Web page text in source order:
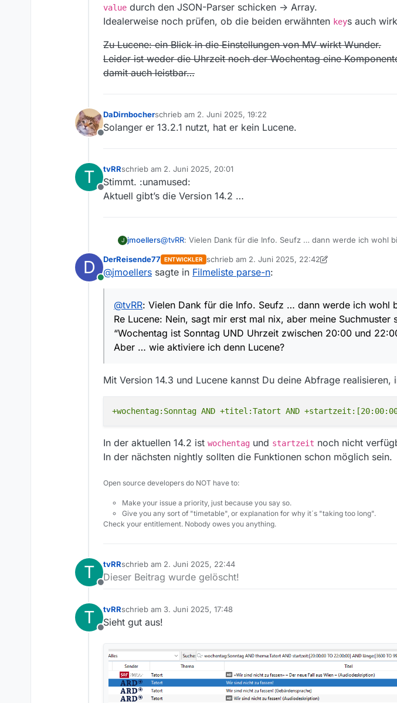
value durch den JSON-Parser schicken -> Array.
Idealerweise noch prüfen, ob die beiden erwähnten keys auch
Zu Lucene: ein Blick in die Einstellungen von MV wirkt Wunder.
Leider ist weder die Uhrzeit noch der Wochentag eine
damit auch leistbar…
Offline
DaDirnbocherschrieb am 2. Juni 2025, 19:22
zuletzt editiert von
Solanger er 13.2.1 nutzt, hat er kein Lucene.
T
Offline
tvRRschrieb am 2. Juni 2025, 20:01
zuletzt editiert von
Stimmt. :unamused:
Aktuell gibt’s die Version 14.2 …
J jmoellers@tvRR: Vielen Dank für die Info. Seufz … dann werde ich wohl
ist Sonntag UND Uhrzeit zwischen 20:00 und 22:00 UND Titel
Aber … wie aktiviere ich denn Lucene?
D
Online
DerReisende77 ENTWICKLER schrieb am 2. Juni 2025, 22:42
zuletzt editiert von DerReisende77
@jmoellers sagte in Filmeliste parse-n:
@tvRR: Vielen Dank für die Info. Seufz … dann werde ich wohl
Re Lucene: Nein, sagt mir erst mal nix, aber meine
“Wochentag ist Sonntag UND Uhrzeit zwischen 20:00 und
Aber … wie aktiviere ich denn Lucene?
Mit Version 14.3 und Lucene kannst Du deine Abfrage
+wochentag:Sonntag AND +titel:Tatort AND
In der aktuellen 14.2 ist wochentag und startzeit noch nicht
In der nächsten nightly sollten die Funktionen schon möglich sein.
Open source developers do NOT have to:
Make your issue a priority, just because you say so.
Give you any sort of "timetable", or explanation for why it´s "taking too long".
Check your entitlement. Nobody owes you anything.
T
Offline
tvRRschrieb am 2. Juni 2025, 22:44
zuletzt editiert von
Dieser Beitrag wurde gelöscht!
T
Offline
tvRRschrieb am 3. Juni 2025, 17:48
zuletzt editiert von
Sieht gut aus!